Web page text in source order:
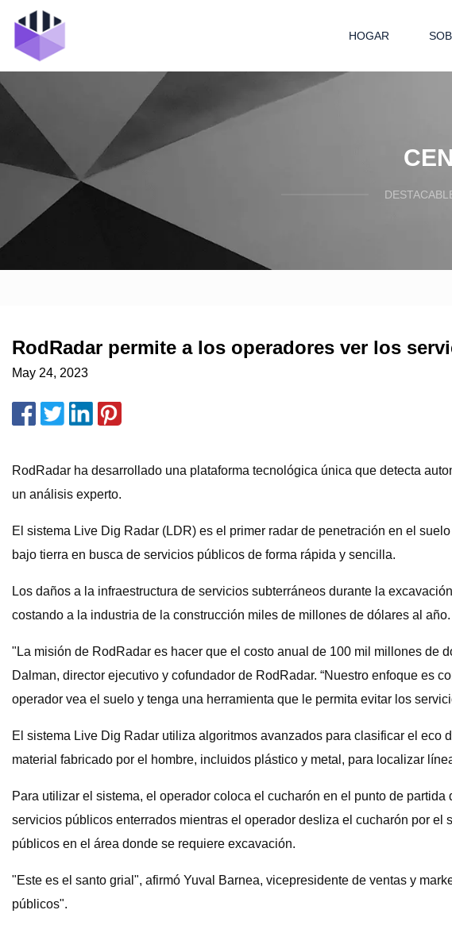
HOGAR
RodRadar permite a los operadores ver los
May 24, 2023
RodRadar ha desarrollado una plataforma tecnológica única que detecta
un análisis experto.
El sistema Live Dig Radar (LDR) es el primer radar de penetración en el
bajo tierra en busca de servicios públicos de forma rápida y sencilla.
Los daños a la infraestructura de servicios subterráneos durante la
costando a la industria de la construcción miles de millones de dólares al año.
"La misión de RodRadar es hacer que el costo anual de 100 mil millones de
Dalman, director ejecutivo y cofundador de RodRadar. “Nuestro enfoque es
operador vea el suelo y tenga una herramienta que le permita evitar los
El sistema Live Dig Radar utiliza algoritmos avanzados para clasificar el
material fabricado por el hombre, incluidos plástico y metal, para localizar
Para utilizar el sistema, el operador coloca el cucharón en el punto de
servicios públicos enterrados mientras el operador desliza el cucharón por
públicos en el área donde se requiere excavación.
"Este es el santo grial", afirmó Yuval Barnea, vicepresidente de ventas y
públicos".